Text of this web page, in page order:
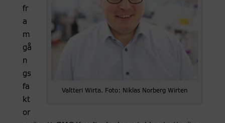
Valtteri Wirta. Foto: Niklas Norberg Wirten
fr
a
m
gå
n
gs
fa
kt
or